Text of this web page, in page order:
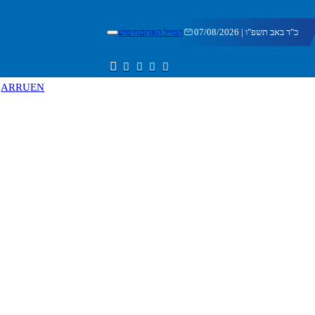
כ"ד באב תשפ"ו | 07/08/2026 המייל האדוםחיפוש
EN
RU
AR